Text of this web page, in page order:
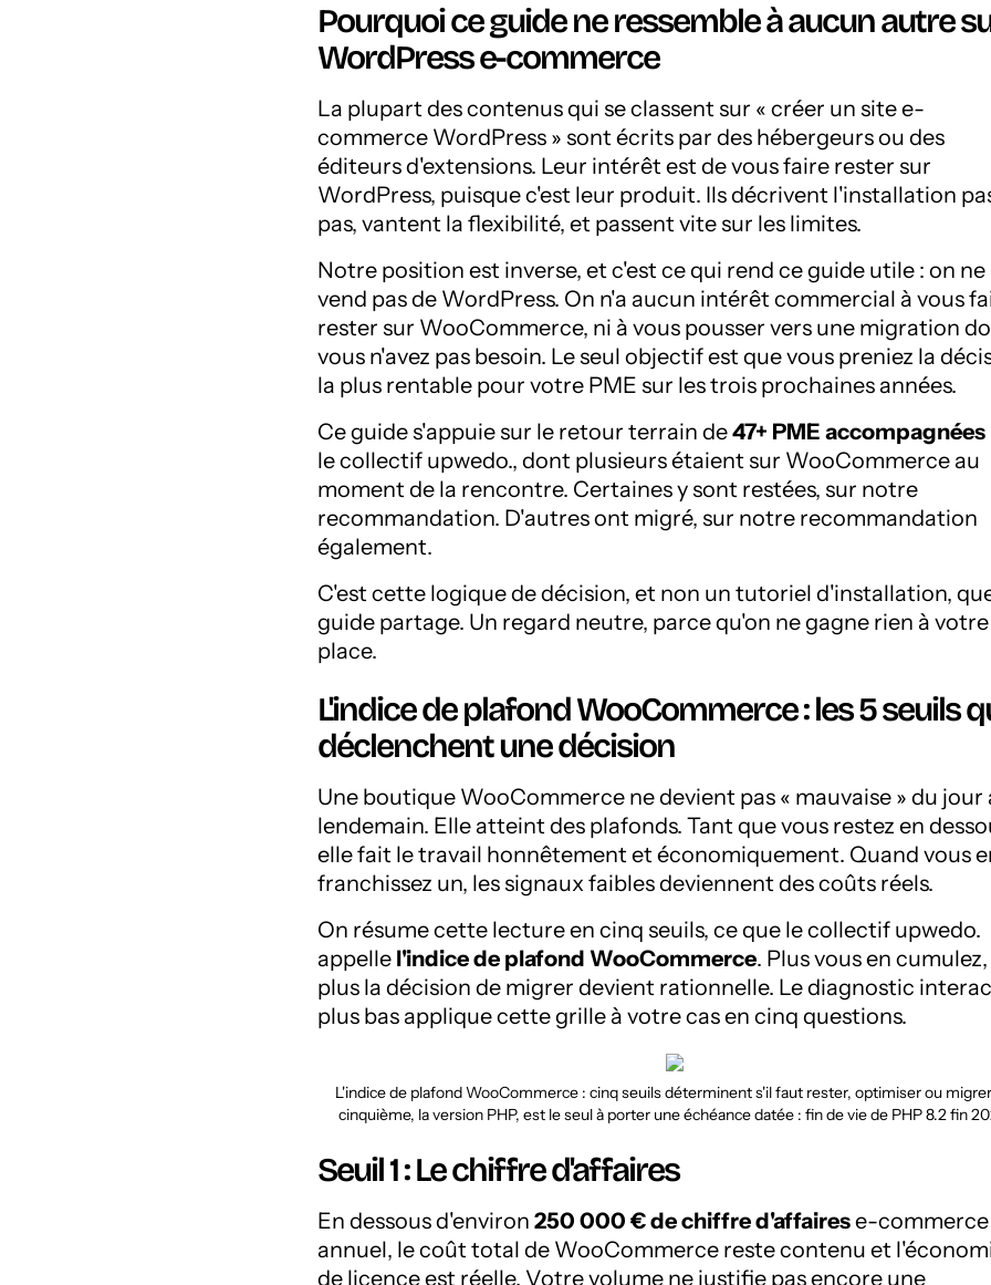
Pourquoi ce guide ne ressemble à aucun autre
WordPress e-commerce
La plupart des contenus qui se classent sur « créer un site e-
commerce WordPress » sont écrits par des hébergeurs ou des
éditeurs d'extensions. Leur intérêt est de vous faire rester sur
WordPress, puisque c'est leur produit. Ils décrivent l'installation
pas, vantent la flexibilité, et passent vite sur les limites.
Notre position est inverse, et c'est ce qui rend ce guide utile : on ne
vend pas de WordPress. On n'a aucun intérêt commercial à vous
rester sur WooCommerce, ni à vous pousser vers une migration
vous n'avez pas besoin. Le seul objectif est que vous preniez la
la plus rentable pour votre PME sur les trois prochaines années.
Ce guide s'appuie sur le retour terrain de47+ PME accompagnées
le collectif upwedo., dont plusieurs étaient sur WooCommerce au
moment de la rencontre. Certaines y sont restées, sur notre
recommandation. D'autres ont migré, sur notre recommandation
également.
C'est cette logique de décision, et non un tutoriel d'installation,
guide partage. Un regard neutre, parce qu'on ne gagne rien à votre
place.
L'indice de plafond WooCommerce : les 5 seuils
déclenchent une décision
Une boutique WooCommerce ne devient pas « mauvaise » du jour
lendemain. Elle atteint des plafonds. Tant que vous restez en
elle fait le travail honnêtement et économiquement. Quand vous
franchissez un, les signaux faibles deviennent des coûts réels.
On résume cette lecture en cinq seuils, ce que le collectif upwedo.
appelle l'indice de plafond WooCommerce. Plus vous en cumulez,
plus la décision de migrer devient rationnelle. Le diagnostic
plus bas applique cette grille à votre cas en cinq questions.
L'indice de plafond WooCommerce : cinq seuils déterminent s'il faut rester, optimiser ou
cinquième, la version PHP, est le seul à porter une échéance datée : fin de vie de PHP 8.2 fin
Seuil 1 : Le chiffre d'affaires
En dessous d'environ 250 000 € de chiffre d'affairese-commerce
annuel, le coût total de WooCommerce reste contenu et
de licence est réelle. Votre volume ne justifie pas encore une